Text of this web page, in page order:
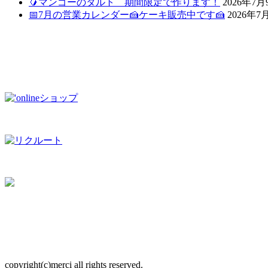
📅7月の営業カレンダー🍰ケーキ販売中です🍰 2026年7
copyright(c)merci all rights reserved.